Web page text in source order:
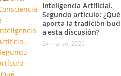
Inteligencia Artificial.
Segundo artículo: ¿Qué
aporta la tradición
a esta discusión?
24 marzo, 2026